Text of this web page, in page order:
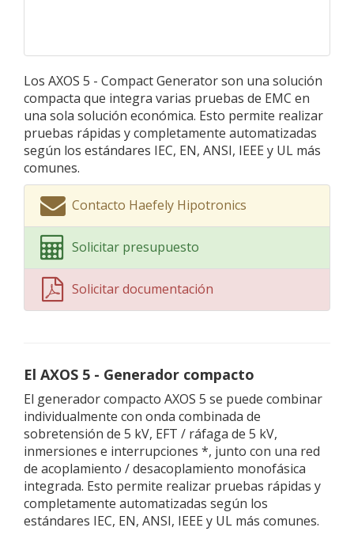
Los AXOS 5 - Compact Generator son una solución
compacta que integra varias pruebas de EMC en
una sola solución económica. Esto permite realizar
pruebas rápidas y completamente automatizadas
según los estándares IEC, EN, ANSI, IEEE y UL más
comunes.
Contacto Haefely Hipotronics
Solicitar presupuesto
Solicitar documentación
El AXOS 5 - Generador compacto
El generador compacto AXOS 5 se puede combinar
individualmente con onda combinada de
sobretensión de 5 kV, EFT / ráfaga de 5 kV,
inmersiones e interrupciones *, junto con una red
de acoplamiento / desacoplamiento monofásica
integrada. Esto permite realizar pruebas rápidas y
completamente automatizadas según los
estándares IEC, EN, ANSI, IEEE y UL más comunes.